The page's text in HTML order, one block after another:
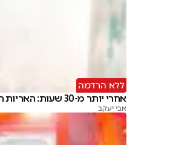
ללא הרדמה
אחרי יותר מ-30 שעות: האריות הגיעו לאפריקה. צפו
אבי יעקב